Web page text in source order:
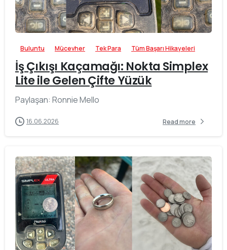
-
Buluntu Mücevher Tek Para Tüm Başarı Hikayeleri
İş Çıkışı Kaçamağı: Nokta Simplex
Lite ile Gelen Çifte Yüzük
Paylaşan: Ronnie Mello
16.06.2026 Read more